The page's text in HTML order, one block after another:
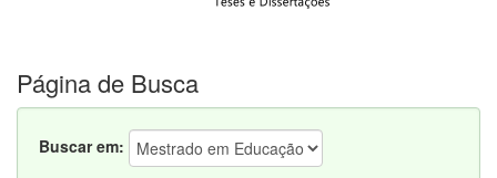
Página de Busca
Buscar em: